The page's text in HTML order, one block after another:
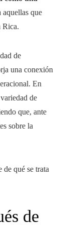
aquellas que
Rica.
de
una conexión
En
de
que, ante
sobre la
qué se trata
de